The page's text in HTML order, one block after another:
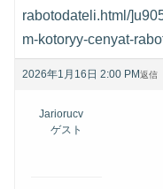
rabotodateli.html/
m-kotoryy-cenyat-
2026年1月16日 2:00 PM返信
Jariorucv
ゲスト